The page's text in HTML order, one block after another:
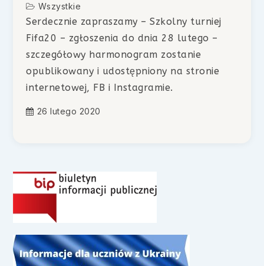
Wszystkie
Serdecznie zapraszamy – Szkolny turniej
Fifa20 – zgłoszenia do dnia 28 lutego –
szczegółowy harmonogram zostanie
opublikowany i udostępniony na stronie
internetowej, FB i Instagramie.
26 lutego 2020